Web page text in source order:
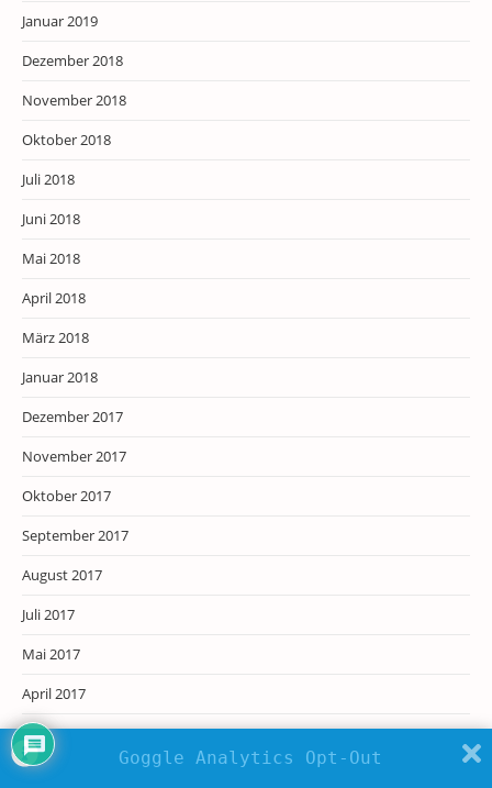
Januar 2019
Dezember 2018
November 2018
Oktober 2018
Juli 2018
Juni 2018
Mai 2018
April 2018
März 2018
Januar 2018
Dezember 2017
November 2017
Oktober 2017
September 2017
August 2017
Juli 2017
Mai 2017
April 2017
März 2017
Februar 2017
Goggle Analytics Opt-Out